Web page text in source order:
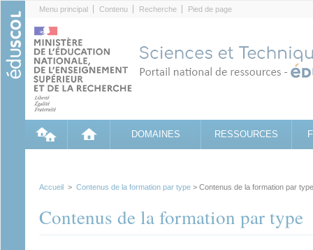
Menu principal Contenu Recherche Pied de page
DOMAINES RESSOURCES
Accueil > Contenus de la formation par type > Contenus de la formation par type
Contenus de la formation par type